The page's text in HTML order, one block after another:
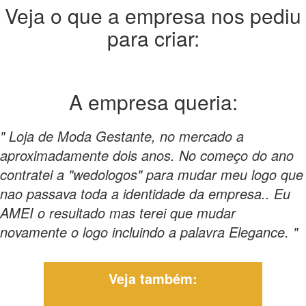
Veja o que a empresa nos pediu
para criar:
A empresa queria:
" Loja de Moda Gestante, no mercado a
aproximadamente dois anos. No começo do ano
contratei a "wedologos" para mudar meu logo que
nao passava toda a identidade da empresa.. Eu
AMEI o resultado mas terei que mudar
novamente o logo incluindo a palavra Elegance. "
Veja também: